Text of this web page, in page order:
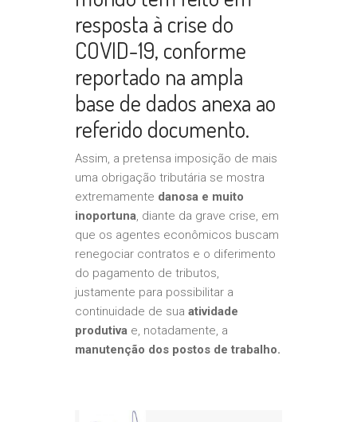
resposta à crise do
COVID-19, conforme
reportado na ampla
base de dados anexa ao
referido documento.
Assim, a pretensa imposição de mais
uma obrigação tributária se mostra
extremamente danosa e muito
inoportuna, diante da grave crise, em
que os agentes econômicos buscam
renegociar contratos e o diferimento
do pagamento de tributos,
justamente para possibilitar a
continuidade de sua atividade
produtiva e, notadamente, a
manutenção dos postos de trabalho.